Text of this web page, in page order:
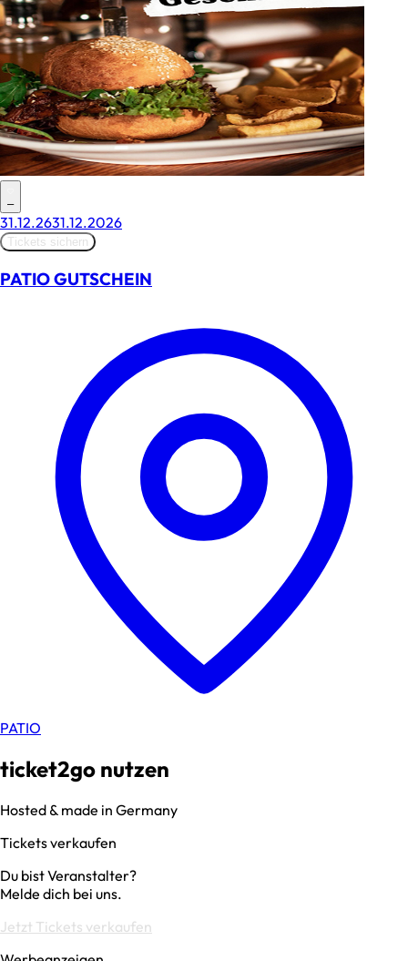
–
31.12.2631.12.2026
Tickets sichern
PATIO GUTSCHEIN
PATIO
ticket2go nutzen
Hosted & made in Germany
Tickets verkaufen
Du bist Veranstalter?
Melde dich bei uns.
Jetzt Tickets verkaufen